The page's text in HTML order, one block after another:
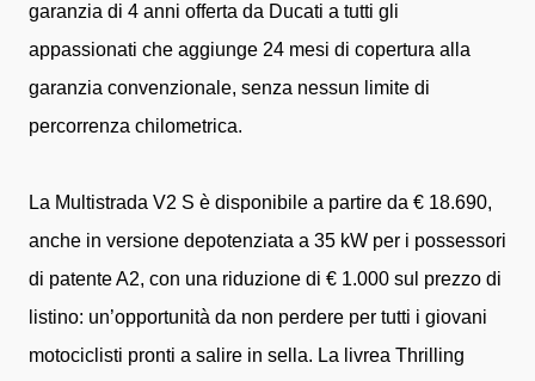
garanzia di 4 anni offerta da Ducati a tutti gli
appassionati che aggiunge 24 mesi di copertura alla
garanzia convenzionale, senza nessun limite di
percorrenza chilometrica.
La Multistrada V2 S è disponibile a partire da € 18.690,
anche in versione depotenziata a 35 kW per i possessori
di patente A2, con una riduzione di € 1.000 sul prezzo di
listino: un’opportunità da non perdere per tutti i giovani
motociclisti pronti a salire in sella. La livrea Thrilling